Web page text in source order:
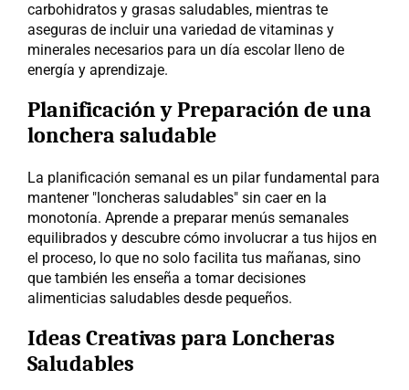
carbohidratos y grasas saludables, mientras te
aseguras de incluir una variedad de vitaminas y
minerales necesarios para un día escolar lleno de
energía y aprendizaje.
Planificación y Preparación de una
lonchera saludable
La planificación semanal es un pilar fundamental para
mantener "loncheras saludables" sin caer en la
monotonía. Aprende a preparar menús semanales
equilibrados y descubre cómo involucrar a tus hijos en
el proceso, lo que no solo facilita tus mañanas, sino
que también les enseña a tomar decisiones
alimenticias saludables desde pequeños.
Ideas Creativas para Loncheras
Saludables